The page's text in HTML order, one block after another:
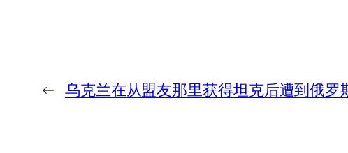
← 乌克兰在从盟友那里获得坦克后遭到俄罗